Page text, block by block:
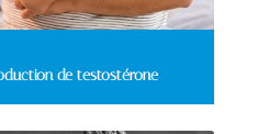
de testostérone